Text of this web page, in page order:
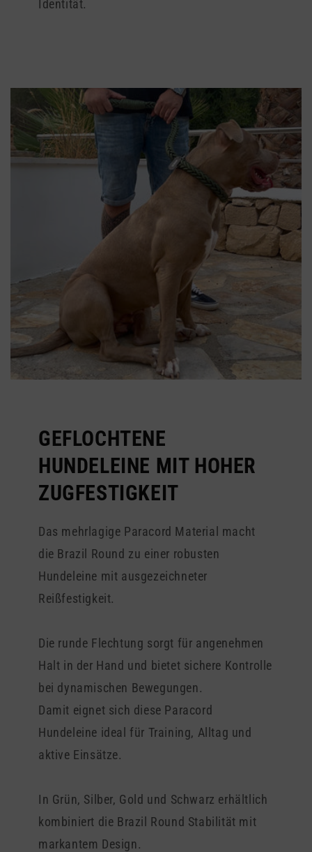
Identität.
GEFLOCHTENE
HUNDELEINE MIT HOHER
ZUGFESTIGKEIT
Das mehrlagige Paracord Material macht
die Brazil Round zu einer robusten
Hundeleine mit ausgezeichneter
Reißfestigkeit.
Die runde Flechtung sorgt für angenehmen
Halt in der Hand und bietet sichere Kontrolle
bei dynamischen Bewegungen.
Damit eignet sich diese Paracord
Hundeleine ideal für Training, Alltag und
aktive Einsätze.
In Grün, Silber, Gold und Schwarz erhältlich
kombiniert die Brazil Round Stabilität mit
markantem Design.